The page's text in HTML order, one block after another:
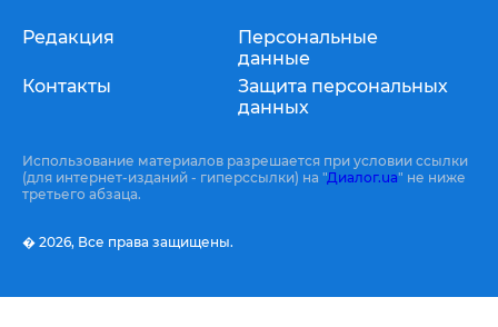
Редакция
Контакты
Персональные
данные
Защита персональных
данных
Использование материалов разрешается при условии ссылки
(для интернет-изданий - гиперссылки) на "Диалог.ua" не ниже
третьего абзаца.
� 2026, Все права защищены.